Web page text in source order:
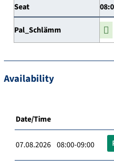
Seat
Pal_Schlämm
Availability
Date/Time
07.08.2026 08:00-09:00